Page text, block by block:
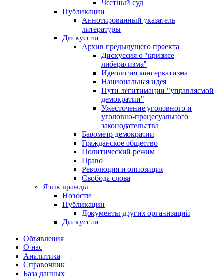
Честный суд
Публикации
Аннотированный указатель
литературы
Дискуссии
Архив предыдущего проекта
Дискуссия о "кризисе
либерализма"
Идеология консерватизма
Национальная идея
Пути легитимации "управляемой
демократии"
Ужесточение уголовного и
уголовно-процесуального
законодательства
Барометр демократии
Гражданское общество
Политический режим
Право
Революция и оппозиция
Свобода слова
Язык вражды
Новости
Публикации
Документы других организаций
Дискуссии
Объявления
О нас
Аналитика
Справочник
База данных